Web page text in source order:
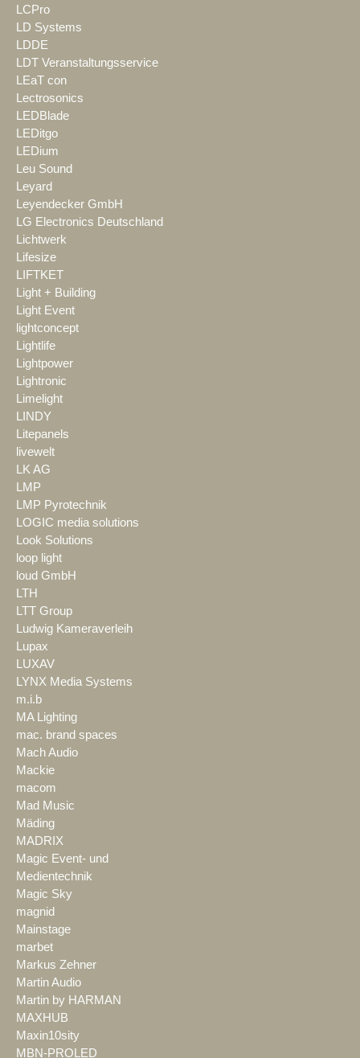
LCPro
LD Systems
LDDE
LDT Veranstaltungsservice
LEaT con
Lectrosonics
LEDBlade
LEDitgo
LEDium
Leu Sound
Leyard
Leyendecker GmbH
LG Electronics Deutschland
Lichtwerk
Lifesize
LIFTKET
Light + Building
Light Event
lightconcept
Lightlife
Lightpower
Lightronic
Limelight
LINDY
Litepanels
livewelt
LK AG
LMP
LMP Pyrotechnik
LOGIC media solutions
Look Solutions
loop light
loud GmbH
LTH
LTT Group
Ludwig Kameraverleih
Lupax
LUXAV
LYNX Media Systems
m.i.b
MA Lighting
mac. brand spaces
Mach Audio
Mackie
macom
Mad Music
Mäding
MADRIX
Magic Event- und
Medientechnik
Magic Sky
magnid
Mainstage
marbet
Markus Zehner
Martin Audio
Martin by HARMAN
MAXHUB
Maxin10sity
MBN-PROLED